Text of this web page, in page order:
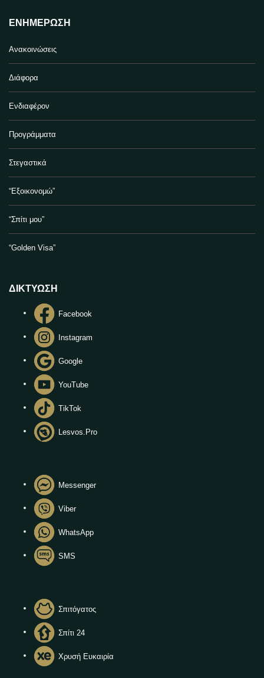
ΕΝΗΜΈΡΩΣΗ
Ανακοινώσεις
Διάφορα
Ενδιαφέρον
Προγράμματα
Στεγαστικά
“Εξοικονομώ”
“Σπίτι μου”
“Golden Visa”
ΔΙΚΤΥΩΣΗ
Facebook
Instagram
Google
YouTube
TikTok
Lesvos.Pro
Messenger
Viber
WhatsApp
SMS
Σπιτόγατος
Σπίτι 24
Χρυσή Ευκαιρία